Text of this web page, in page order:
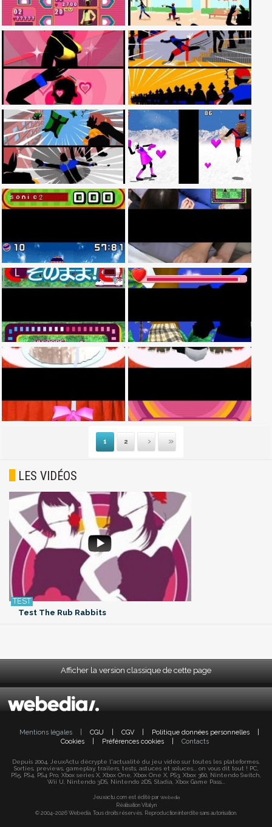
1 2
Suivante
Dernière
LES VIDÉOS
Test The Rub Rabbits
Afficher la version classique de cette page
Mentions légales CGU CGV Politique données personnelles
Cookies
Préférences cookies Contacts
Depuis 2004, JeuxActu décrypte l'actualité du jeu vidéo sur toutes les plateformes.
Sorties, previews, gameplay, trailers, tests, astuces et soluces... on vous dit tout ! PC,
PS5, PS4, PS4 Pro, Xbox series X, Xbox One, Xbox One X, PS3, Xbox 360, Nintendo Switch,
Wii U, Nintendo 3DS, Nintendo 2DS, Stadia, Xbox Game Pass...
Jeuxactu.com est édité par Webedia
Réalisation Vitalyn
© 2004-2026 Webedia. Tous droits réservés. Reproduction interdite sans autorisation.